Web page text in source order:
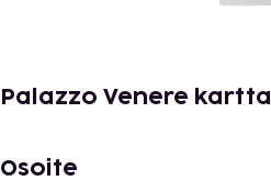
Palazzo Venere kartta
Osoite